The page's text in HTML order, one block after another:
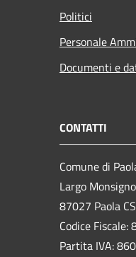
Politici
Personale
Documenti e
CONTATTI
Comune di
Largo
87027 Paola CS
Codice
Partita IVA: